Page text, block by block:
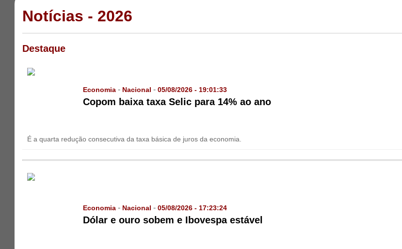
Notícias - 2026
Destaque
Economia - Nacional -05/08/2026 - 19:01:33
Copom baixa taxa Selic para 14% ao ano
É a quarta redução consecutiva da taxa básica de juros da economia.
Economia - Nacional -05/08/2026 - 17:23:24
Dólar e ouro sobem e Ibovespa estável